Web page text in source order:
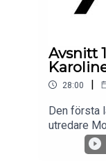
Avsnitt
28:00 |
Den första
utredare
Karoline
sitt